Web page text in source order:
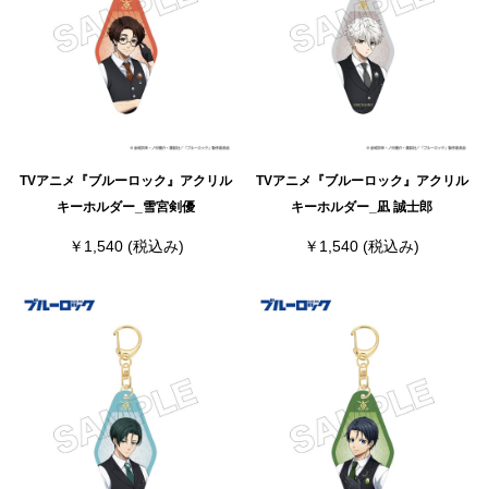
TVアニメ『ブルーロック』アクリル
キーホルダー_雪宮剣優
￥1,540 (税込み)
TVアニメ『ブルーロック』アクリル
キーホルダー_凪 誠士郎
￥1,540(税込み)